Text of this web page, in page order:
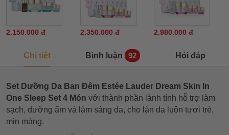
2.150.000 đ 2.350.000 đ 2.980.000 đ
Chi tiết Bình luận 92 Hỏi đáp
Set Dưỡng Da Ban Đêm Estée Lauder Dream Skin In
One Sleep Set 4 Món với thành phần lành tính hỗ trợ làm
sạch, dưỡng ẩm và làm sáng da, cho làn da luôn tươi trẻ,
mịn màng.